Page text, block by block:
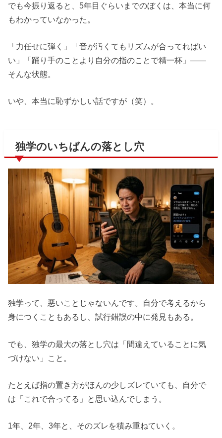
でも今振り返ると、5年目ぐらいまでのぼくは、本当に何
もわかっていなかった。
「力任せに弾く」「音が汚くてもリズムが合ってればい
い」「踊り手のことより自分の指のことで精一杯」——
そんな状態。
いや、本当に恥ずかしい話ですが（笑）。
独学のいちばんの落とし穴
独学って、悪いことじゃないんです。自分で考えるから
身につくこともあるし、試行錯誤の中に発見もある。
でも、独学の最大の落とし穴は「間違えていることに気
づけない」こと。
たとえば指の置き方がほんの少しズレていても、自分で
は「これで合ってる」と思い込んでしまう。
1年、2年、3年と、そのズレを積み重ねていく。